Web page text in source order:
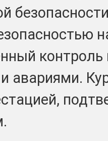
контроль
авариями.